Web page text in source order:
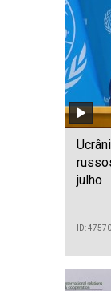
julho
ID: